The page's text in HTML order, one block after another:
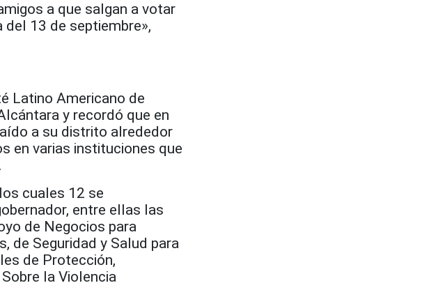
a que salgan a votar
13 de septiembre»,
Latino Americano de
y recordó que en
a su distrito alrededor
en varias instituciones que
cuales 12 se
entre ellas las
de Negocios para
de Seguridad y Salud para
de Protección,
la Violencia